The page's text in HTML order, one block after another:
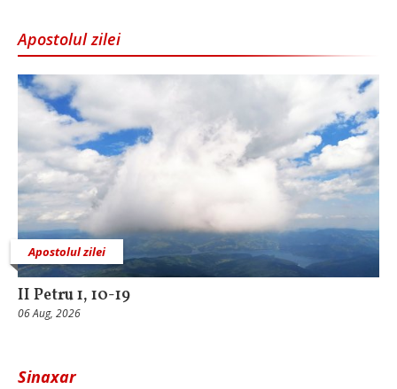
Apostolul zilei
Apostolul zilei
II Petru 1, 10-19
06 Aug, 2026
Sinaxar